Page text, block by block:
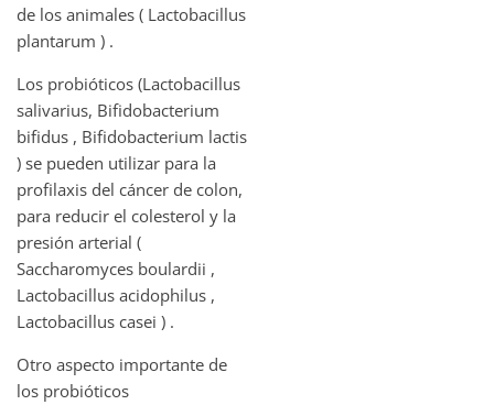
de los animales ( Lactobacillus
plantarum ) .
Los probióticos (Lactobacillus
salivarius, Bifidobacterium
bifidus , Bifidobacterium lactis
) se pueden utilizar para la
profilaxis del cáncer de colon,
para reducir el colesterol y la
presión arterial (
Saccharomyces boulardii ,
Lactobacillus acidophilus ,
Lactobacillus casei ) .
Otro aspecto importante de
los probióticos